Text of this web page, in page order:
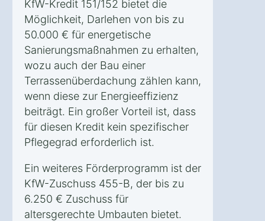
KfW-Kredit 151/152 bietet die
Möglichkeit, Darlehen von bis zu
50.000 € für energetische
Sanierungsmaßnahmen zu erhalten,
wozu auch der Bau einer
Terrassenüberdachung zählen kann,
wenn diese zur Energieeffizienz
beiträgt. Ein großer Vorteil ist, dass
für diesen Kredit kein spezifischer
Pflegegrad erforderlich ist.
Ein weiteres Förderprogramm ist der
KfW-Zuschuss 455-B, der bis zu
6.250 € Zuschuss für
altersgerechte Umbauten bietet.